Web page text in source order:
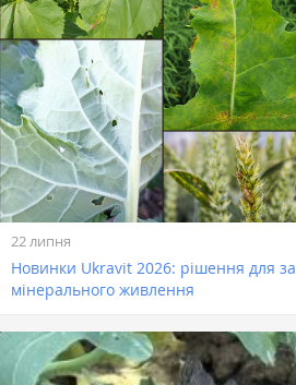
22 липня
Новинки Ukravit 2026: рішення для
мінерального живлення